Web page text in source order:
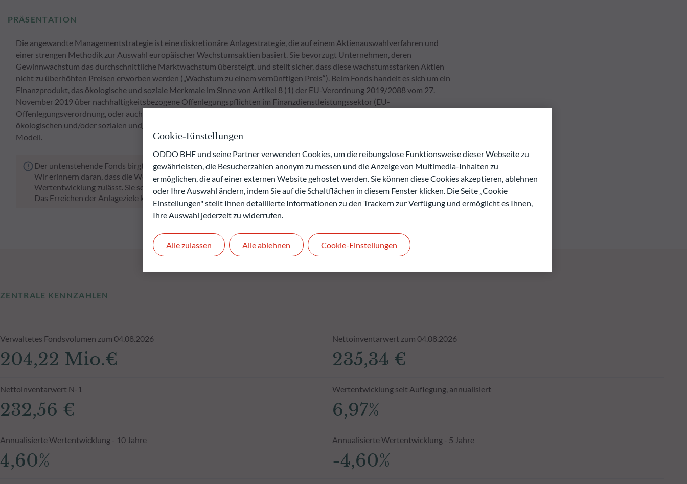
PRÄSENTATION
Die angewandte Managementstrategie ist eine diskretionäre Anlagestrategie, die auf einem Aktienauswahlverfahren und
einer strengen Methodik zur Auswahl europäischer Wachstumsaktien basiert. Sie bevorzugt Unternehmen, deren
Gewinnwachstum das durchschnittliche Marktwachstum übersteigt, und stellt sicher, dass diese wachstumsstarken Aktien
nicht zu überhöhten Preisen erworben werden („Wachstum zu einem vernünftigen Preis“). Beim Fonds handelt es sich um ein
Finanzprodukt, das ökologische und soziale Merkmale im Sinne von Artikel 8 (1) der EU-Verordnung 2019/2088 vom 27.
November 2019 über nachhaltigkeitsbezogene Offenlegungspflichten im Finanzdienstleistungssektor (EU-
Offenlegungsverordnung, oder auch "SFDR") fördert. Der von ihm verfolgte ESG-Ansatz (d.h. die Einbeziehung von
ökologischen und/oder sozialen und/oder Governance-Faktoren ) beruht auf dem von ODDO BHF AM intern entwickelten
Modell.
Der untenstehende Fonds birgt das Risiko eines Kapitalverlusts.
Wir erinnern daran, dass die Wertentwicklung in der Vergangenheit keine Rückschlüsse auf die künftige
Wertentwicklung zulässt. Sie schwankt im Laufe der Zeit.
Das Erreichen der Anlageziele kann nicht garantiert werden.
ZENTRALE KENNZAHLEN
Verwaltetes Fondsvolumen zum 04.08.2026
204,22 Mio.€
Nettoinventarwert zum 04.08.2026
235,34 €
Nettoinventarwert N-1
232,56 €
Wertentwicklung seit Auflegung, annualisiert
6,97%
Annualisierte Wertentwicklung - 10 Jahre
4,60%
Annualisierte Wertentwicklung - 5 Jahre
-4,60%
Cookie-Einstellungen
ODDO BHF und seine Partner verwenden Cookies, um die reibungslose Funktionsweise dieser Webseite zu
gewährleisten, die Besucherzahlen anonym zu messen und die Anzeige von Multimedia-Inhalten zu
ermöglichen, die auf einer externen Website gehostet werden. Sie können diese Cookies akzeptieren, ablehnen
oder Ihre Auswahl ändern, indem Sie auf die Schaltflächen in diesem Fenster klicken. Die Seite „Cookie
Einstellungen" stellt Ihnen detaillierte Informationen zu den Trackern zur Verfügung und ermöglicht es Ihnen,
Ihre Auswahl jederzeit zu widerrufen.
Alle ablehnen
Alle zulassen Cookie-Einstellungen